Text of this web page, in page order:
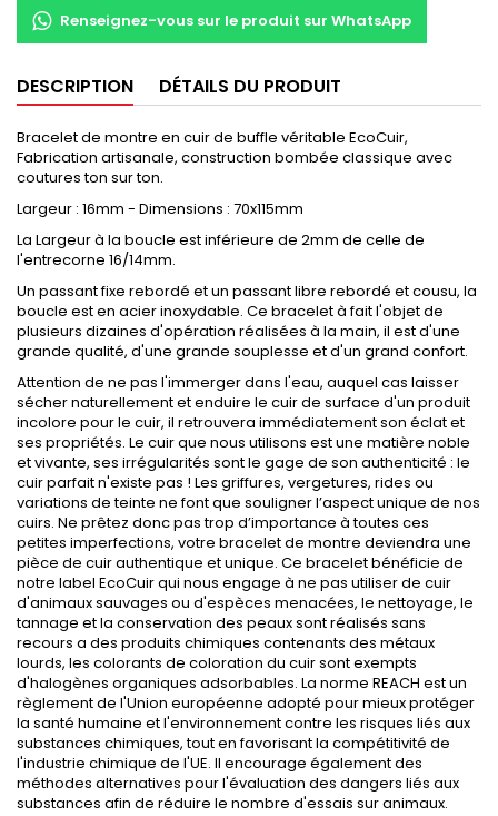
Renseignez-vous sur le produit sur WhatsApp
DESCRIPTION DÉTAILS DU PRODUIT
Bracelet de montre en cuir de buffle véritable EcoCuir,
Fabrication artisanale, construction bombée classique avec
coutures ton sur ton.
Largeur : 16mm - Dimensions : 70x115mm
La Largeur à la boucle est inférieure de 2mm de celle de
l'entrecorne 16/14mm.
Un passant fixe rebordé et un passant libre rebordé et cousu, la
boucle est en acier inoxydable. Ce bracelet à fait l'objet de
plusieurs dizaines d'opération réalisées à la main, il est d'une
grande qualité, d'une grande souplesse et d'un grand confort.
Attention de ne pas l'immerger dans l'eau, auquel cas laisser
sécher naturellement et enduire le cuir de surface d'un produit
incolore pour le cuir, il retrouvera immédiatement son éclat et
ses propriétés. Le cuir que nous utilisons est une matière noble
et vivante, ses irrégularités sont le gage de son authenticité : le
cuir parfait n'existe pas ! Les griffures, vergetures, rides ou
variations de teinte ne font que souligner l’aspect unique de nos
cuirs. Ne prêtez donc pas trop d’importance à toutes ces
petites imperfections, votre bracelet de montre deviendra une
pièce de cuir authentique et unique. Ce bracelet bénéficie de
notre label EcoCuir qui nous engage à ne pas utiliser de cuir
d'animaux sauvages ou d'espèces menacées, le nettoyage, le
tannage et la conservation des peaux sont réalisés sans
recours a des produits chimiques contenants des métaux
lourds, les colorants de coloration du cuir sont exempts
d'halogènes organiques adsorbables. La norme REACH est un
règlement de l'Union européenne adopté pour mieux protéger
la santé humaine et l'environnement contre les risques liés aux
substances chimiques, tout en favorisant la compétitivité de
l'industrie chimique de l'UE. Il encourage également des
méthodes alternatives pour l'évaluation des dangers liés aux
substances afin de réduire le nombre d'essais sur animaux.